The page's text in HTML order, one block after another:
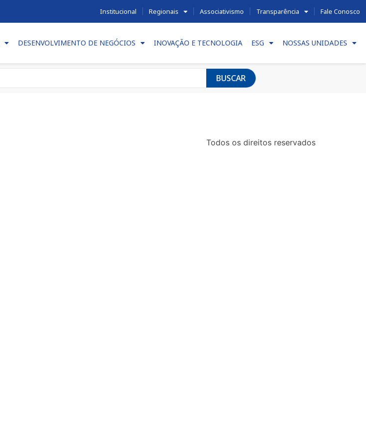
Institucional Regionais Associativismo Transparência Fale Conosco
DESENVOLVIMENTO DE NEGÓCIOS INOVAÇÃO E TECNOLOGIA ESG NOSSAS UNIDADES
BUSCAR
Todos os direitos reservados